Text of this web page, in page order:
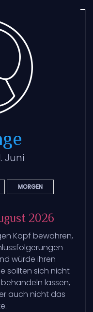
Juni
MORGEN
2026
Kopf bewahren,
würde ihren
sollten sich nicht
lassen,
auch nicht das